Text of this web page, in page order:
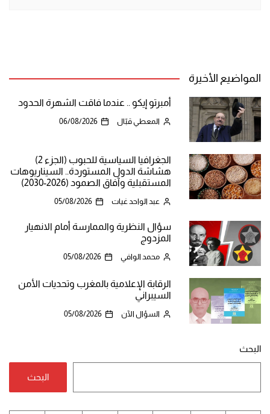
المواضيع الأخيرة
أمبرتو إيكو .. عندما فاقت الشهرة الحدود
المعطي قبّال 06/08/2026
الجغرافيا السياسية للحبوب (الجزء 2)
هشاشة الدول المستوردة.. السيناريوهات
المستقبلية وآفاق الصمود (2026-2030)
عبد الواحد غيات 05/08/2026
سؤال النظرية والممارسة أمام الانهيار
المزدوج
محمد الوافي 05/08/2026
الرقابة الإعلامية بالمغرب وتحديات الأمن
السيبراني
السؤال الآن 05/08/2026
البحث
البحث